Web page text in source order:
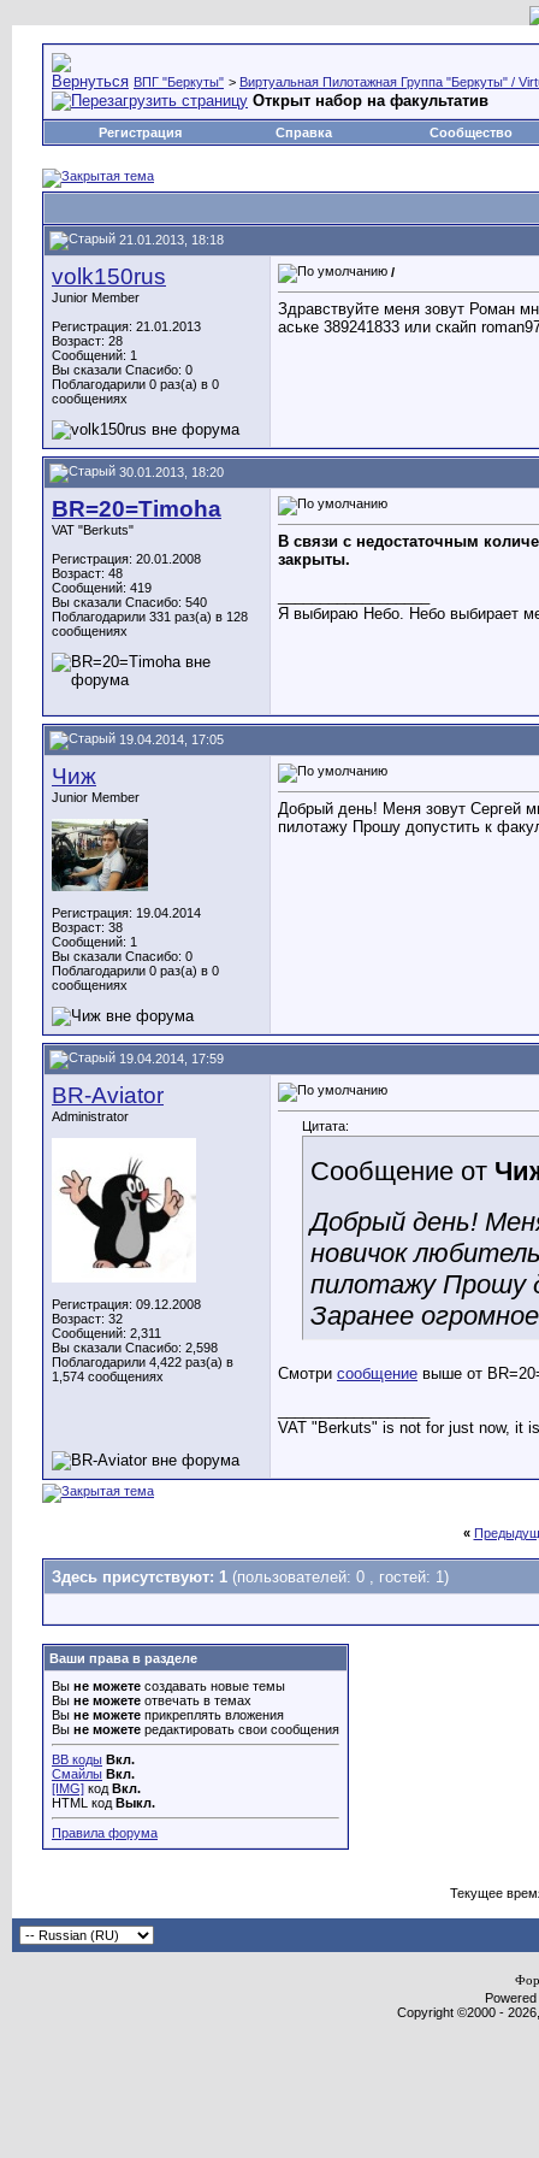
ВПГ "Беркуты" > Виртуальная Пилотажная Группа "Беркуты" /
Открыт набор на факультатив
Регистрация Справка Сообщество
21.01.2013, 18:18
volk150rus
Junior Member
Регистрация: 21.01.2013
Возраст: 28
Сообщений: 1
Вы сказали Спасибо: 0
Поблагодарили 0 раз(а) в 0
сообщениях
/
Здравствуйте меня зовут Роман
аське 389241833 или скайп
30.01.2013, 18:20
BR=20=Timoha
VAT "Berkuts"
Регистрация: 20.01.2008
Возраст: 48
Сообщений: 419
Вы сказали Спасибо: 540
Поблагодарили 331 раз(а) в 128
сообщениях
В связи с недостаточным
закрыты.
Я выбираю Небо. Небо выбирает
19.04.2014, 17:05
Чиж
Junior Member
Регистрация: 19.04.2014
Возраст: 38
Сообщений: 1
Вы сказали Спасибо: 0
Поблагодарили 0 раз(а) в 0
сообщениях
Добрый день! Меня зовут Сергей
пилотажу Прошу допустить к
19.04.2014, 17:59
BR-Aviator
Administrator
Регистрация: 09.12.2008
Возраст: 32
Сообщений: 2,311
Вы сказали Спасибо: 2,598
Поблагодарили 4,422 раз(а) в
1,574 сообщениях
Цитата:
Сообщение от
Добрый день!
новичок
пилотажу Прошу
Заранее
Смотри сообщение выше от
VAT "Berkuts" is not for just now, it
«
Здесь присутствуют: 1 (пользователей: 0 , гостей: 1)
Ваши права в разделе
Вы не можете создавать новые темы
Вы не можете отвечать в темах
Вы не можете прикреплять вложения
Вы не можете редактировать свои сообщения
BB коды Вкл.
Смайлы Вкл.
[IMG] код Вкл.
HTML код Выкл.
Правила форума
Текущее
Copyright ©2000 -